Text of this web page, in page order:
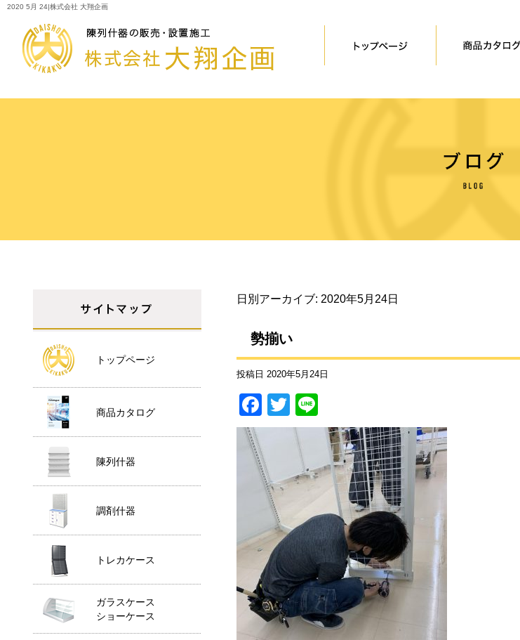
2020 5月 24|株式会社 大翔企画
トップページ
商品カタログ
陳列什器
調剤什器
トレカケース
ガラスケース
ショーケース
日別アーカイブ: 2020年5月24日
勢揃い
投稿日 2020年5月24日
F
a
c
e
b
o
o
k
T
wi
tt
er
n
e